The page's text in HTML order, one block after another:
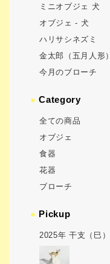
ミニオブジェ 犬
オブジェ - 犬
ハリサシネズミ
金太郎（五月人形）
今月のブローチ
●Category
全ての商品
オブジェ
食器
花器
ブローチ
● Pickup
2025年 干支（巳）